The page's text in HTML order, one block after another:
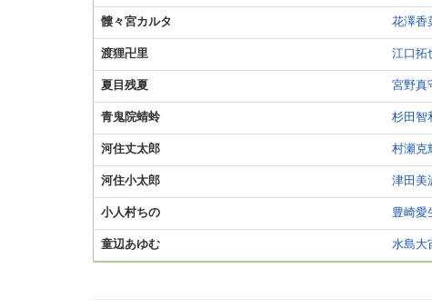
髏々宮カルタ 花澤香
渡狸卍里 江口拓
夏目残夏 宮野真
青鬼院蜻蛉 杉田智
河住丈太郎 村瀬克
河住小太郎 津田美
小人村ちの 豊崎愛
童辺あゆむ 水島大